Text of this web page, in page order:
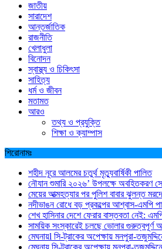
জাতীয়
সারাদেশ
আন্তর্জাতিক
রাজনীতি
খেলাধুলা
বিনোদন
স্বাস্থ্য ও চিকিৎসা
সাহিত্য
ধর্ম ও জীবন
মতামত
আরও
তথ্য ও প্রযুক্তি
শিক্ষা ও ক্যাম্পাস
শিরোনামঃ
শহীদ নূরে আলমের চতুর্থ মৃত্যুবার্ষিকী পালিত
নৌযান শুমারি ২০২৬’ উপলক্ষে অবহিতকরণ
মেয়ের আত্মহত্যার পর পুলিশ বাবার ঝুলন্ত
নদীভাঙন রোধে বড় প্রকল্পের আশ্বাস-এমপি
শেখ হাসিনার দেশে ফেরার বাস্তবতা নেই:
সাময়িক সংস্কারেই চলছে ভোলার গুরুত্বপূর্ণ
মেঘনায়l সি-ট্রাকের অপেক্ষায় মনপুরা-
মেঘনায় সি-ট্রাকের অপেক্ষায় মনপুরা-